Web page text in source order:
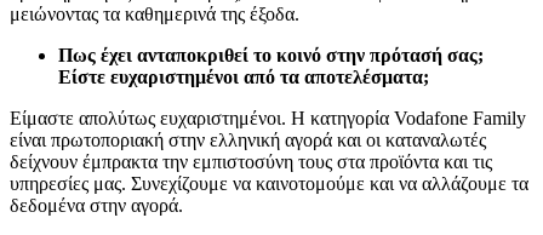
μειώνοντας τα καθημερινά της έξοδα.
Πως έχει ανταποκριθεί το κοινό στην πρότασή σας;
Είστε ευχαριστημένοι από τα αποτελέσματα;
Είμαστε απολύτως ευχαριστημένοι. Η κατηγορία Vodafone Family
είναι πρωτοποριακή στην ελληνική αγορά και οι καταναλωτές
δείχνουν έμπρακτα την εμπιστοσύνη τους στα προϊόντα και τις
υπηρεσίες μας. Συνεχίζουμε να καινοτομούμε και να αλλάζουμε τα
δεδομένα στην αγορά.